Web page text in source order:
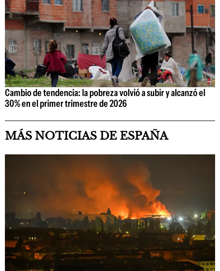
Cambio de tendencia: la pobreza volvió a subir y alcanzó el
30% en el primer trimestre de 2026
MÁS NOTICIAS DE ESPAÑA